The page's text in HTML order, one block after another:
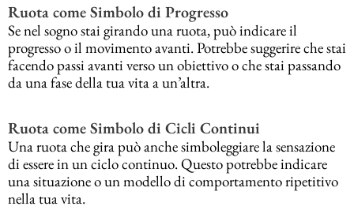
Ruota come Simbolo di Progresso
Se nel sogno stai girando una ruota, può indicare il
progresso o il movimento avanti. Potrebbe suggerire che stai
facendo passi avanti verso un obiettivo o che stai passando
da una fase della tua vita a un’altra.
Ruota come Simbolo di Cicli Continui
Una ruota che gira può anche simboleggiare la sensazione
di essere in un ciclo continuo. Questo potrebbe indicare
una situazione o un modello di comportamento ripetitivo
nella tua vita.